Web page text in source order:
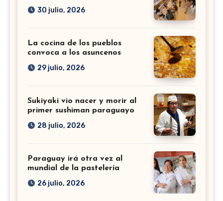
30 julio, 2026
La cocina de los pueblos
convoca a los asuncenos
29 julio, 2026
Sukiyaki vio nacer y morir al
primer sushiman paraguayo
28 julio, 2026
Paraguay irá otra vez al
mundial de la pastelería
26 julio, 2026